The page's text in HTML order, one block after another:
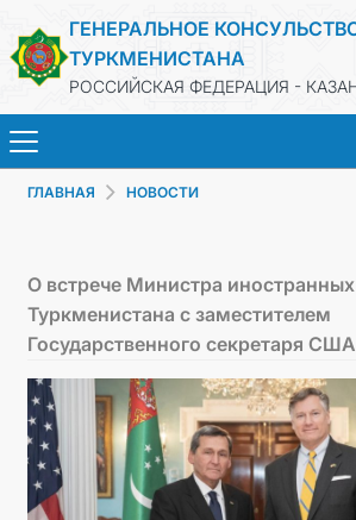
ГЕНЕРАЛЬНОЕ
ТУРКМЕНИСТАНА
РОССИЙСКАЯ ФЕДЕРАЦИЯ -
ОБ ОРГАНИЗАЦИИ
ОБЪЯВЛЕНИЯ
ГЛАВНАЯ НОВОСТИ
О встрече Министра
Туркменистана с заместителем
Государственного секретаря США